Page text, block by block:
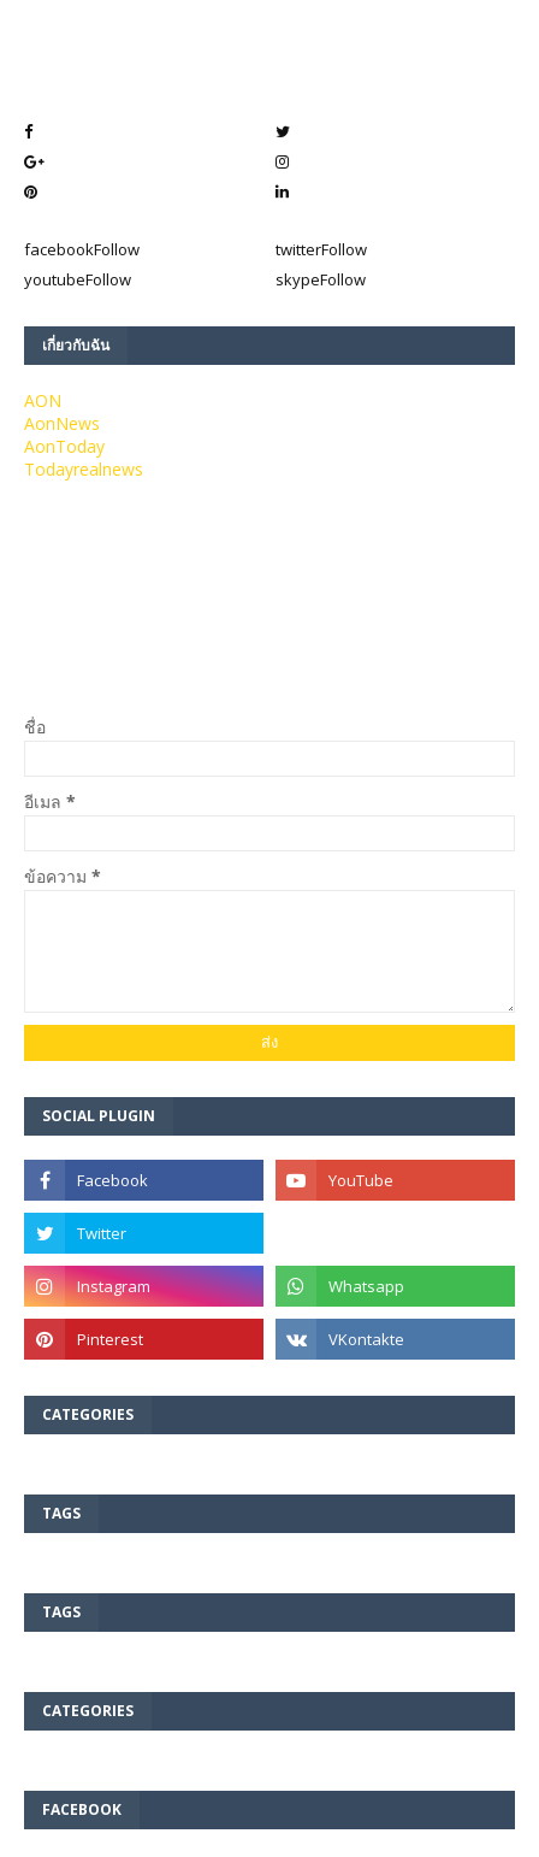
facebookFollow twitterFollow
youtubeFollow skypeFollow
เกี่ยวกับฉัน
AON
AonNews
AonToday
Todayrealnews
ชื่อ
อีเมล *
ข้อความ *
SOCIAL PLUGIN
CATEGORIES
TAGS
TAGS
CATEGORIES
FACEBOOK